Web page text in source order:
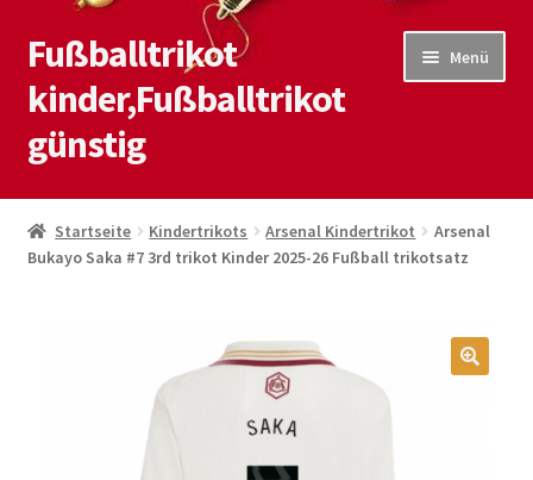
Zur
Navigation
springen
Zum
Inhalt
springen
Fußballtrikot
kinder,Fußballtrikot
günstig
Menü
Start
Blog
Kontaktiere uns
Startseite Kindertrikots Arsenal Kindertrikot
Arsenal
Bukayo Saka #7 3rd trikot Kinder 2025-26 Fußball trikotsatz